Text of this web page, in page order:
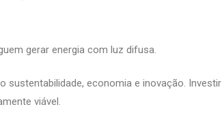
gerar energia com luz difusa.
sustentabilidade, economia e inovação. Investir
viável.